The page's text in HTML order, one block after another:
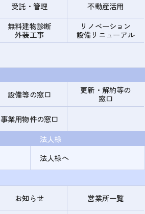
受託・管理 不動産活用
無料建物診断
外装工事
リノベーション
設備リニューアル
設備等の窓口
更新・解約等の
窓口
事業用物件の窓口
法人様
法人様へ
お知らせ 営業所一覧